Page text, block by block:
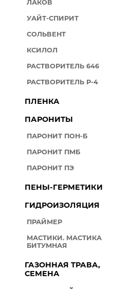
ЛАКОВ
УАЙТ-СПИРИТ
СОЛЬВЕНТ
КСИЛОЛ
РАСТВОРИТЕЛЬ 646
РАСТВОРИТЕЛЬ Р-4
ПЛЕНКА
ПАРОНИТЫ
ПАРОНИТ ПОН-Б
ПАРОНИТ ПМБ
ПАРОНИТ ПЭ
ПЕНЫ-ГЕРМЕТИКИ
ГИДРОИЗОЛЯЦИЯ
ПРАЙМЕР
МАСТИКИ. МАСТИКА
БИТУМНАЯ
ГАЗОННАЯ ТРАВА,
СЕМЕНА